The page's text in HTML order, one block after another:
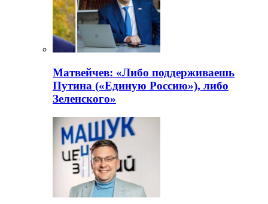
Матвейчев: «Либо поддерживаешь
Путина («Единую Россию»), либо
Зеленского»